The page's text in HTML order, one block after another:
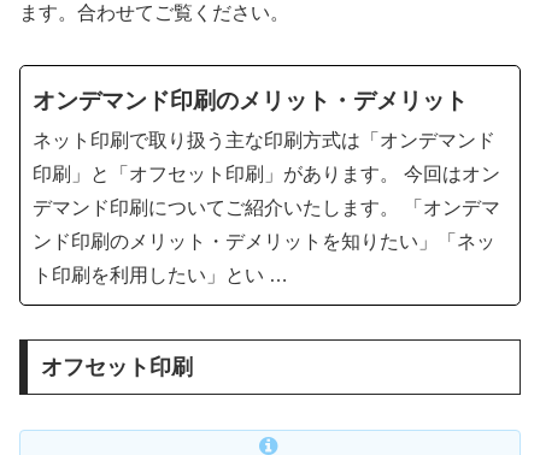
ます。合わせてご覧ください。
オンデマンド印刷のメリット・デメリット
ネット印刷で取り扱う主な印刷方式は「オンデマンド
印刷」と「オフセット印刷」があります。 今回はオン
デマンド印刷についてご紹介いたします。 「オンデマ
ンド印刷のメリット・デメリットを知りたい」「ネッ
ト印刷を利用したい」とい …
オフセット印刷